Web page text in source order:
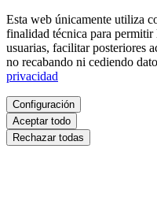
Esta web únicamente utiliza
finalidad técnica para permitir
usuarias, facilitar posteriores
no recabando ni cediendo
privacidad
Configuración
Aceptar todo
Rechazar todas